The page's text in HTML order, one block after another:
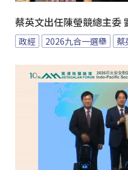
蔡英文出任陳瑩競總主委
政經 2026九合一選舉 蔡